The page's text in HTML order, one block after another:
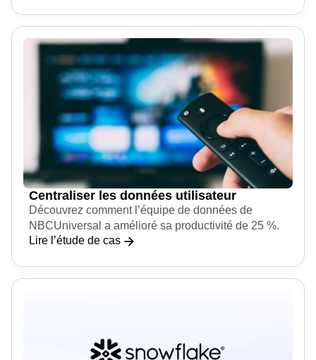
Centraliser les données utilisateur
Découvrez comment l’équipe de données de
NBCUniversal a amélioré sa productivité de 25 %.
Lire l’étude de cas